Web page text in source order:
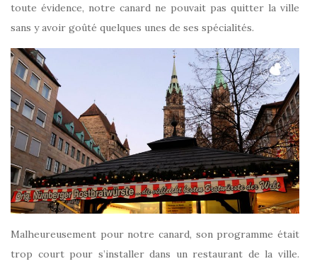
toute évidence, notre canard ne pouvait pas quitter la ville
sans y avoir goûté quelques unes de ses spécialités.
Malheureusement pour notre canard, son programme était
trop court pour s’installer dans un restaurant de la ville.